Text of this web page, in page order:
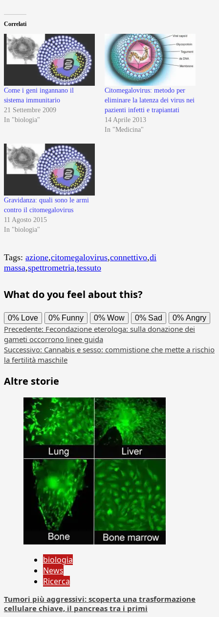
Correlati
Come i geni ingannano il
sistema immunitario
21 Settembre 2009
In "biologia"
Citomegalovirus: metodo per
eliminare la latenza dei virus nei
pazienti infetti e trapiantati
14 Aprile 2013
In "Medicina"
Gravidanza: quali sono le armi
contro il citomegalovirus
11 Agosto 2015
In "biologia"
Tags: azione,citomegalovirus,connettivo,di
massa,spettrometria,tessuto
What do you feel about this?
0% Love 0% Funny 0% Wow 0% Sad 0% Angry
Navigazione
articolo
Precedente: Fecondazione eterologa: sulla donazione dei
gameti occorrono linee guida
Successivo: Cannabis e sesso: commistione che mette a rischio
la fertilità maschile
Altre storie
biologia
News
Ricerca
Tumori più aggressivi: scoperta una trasformazione
cellulare chiave, il pancreas tra i primi